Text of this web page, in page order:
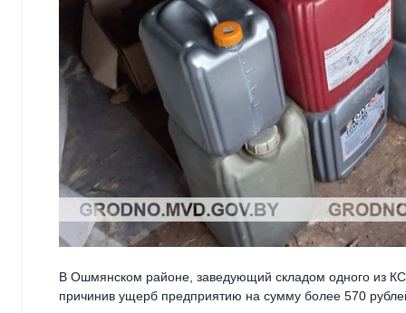
В Ошмянском районе, заведующий складом одного из
причинив ущерб предприятию на сумму более 570